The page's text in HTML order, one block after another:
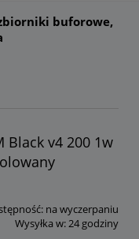
buforowe,
v4 200 1w
na wyczerpaniu
Wysyłka w:24 godziny